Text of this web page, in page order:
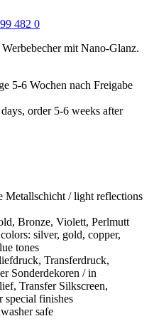
482 0
mit Nano-Glanz.
5-6 Wochen nach Freigabe
order 5-6 weeks after
Metallschicht / light reflections
Bronze, Violett, Perlmutt
silver, gold, copper,
tones
Transferdruck,
Sonderdekoren / in
Transfer Silkscreen,
special finishes
safe